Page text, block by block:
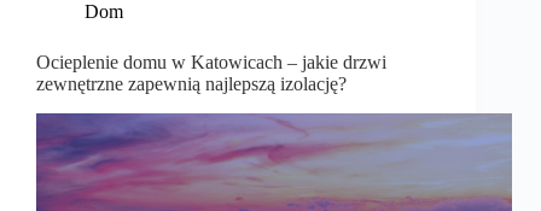
Dom
Ocieplenie domu w Katowicach – jakie drzwi
zewnętrzne zapewnią najlepszą izolację?